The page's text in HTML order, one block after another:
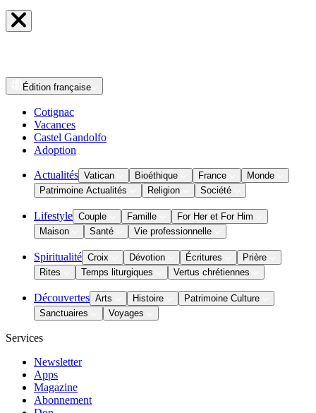
Édition française
Cotignac
Vacances
Castel Gandolfo
Adoption
Actualités Vatican Bioéthique France
Monde
Patrimoine Actualités
Religion Société
Lifestyle Couple Famille
For Her et For Him
Maison
Santé Vie professionnelle
Spiritualité Croix Dévotion Écritures
Prière
Rites
Temps liturgiques Vertus chrétiennes
Découvertes Arts Histoire
Patrimoine Culture
Sanctuaires
Voyages
Services
Newsletter
Apps
Magazine
Abonnement